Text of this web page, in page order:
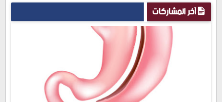
آخر المشاركات